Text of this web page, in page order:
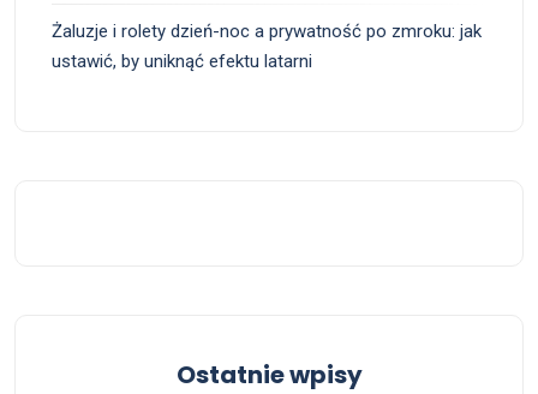
Żaluzje i rolety dzień-noc a prywatność po zmroku: jak
ustawić, by uniknąć efektu latarni
Ostatnie wpisy